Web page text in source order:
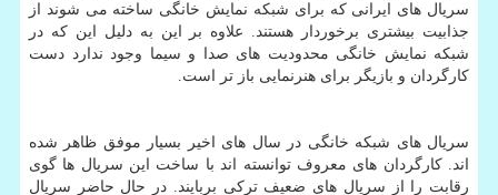
سریال های ایرانی که برای شبکه نمایش خانگی ساخته می شوند از
جذابیت بیشتری برخوردار هستند. علاوه بر این به دلیل این که در
شبکه نمایش خانگی محدودیت های صدا و سیما وجود ندارد دست
کارگردان و بازیگر برای هنرنمایی باز تر است.
سریال های شبکه خانگی در سال های اخیر بسیار موفق ظاهر شده
اند. کارگردان های معروف توانسته اند با ساخت این سریال ها گوی
رقابت را از سریال های ضعیف ترکی بربایند. در حال حاضر سریال